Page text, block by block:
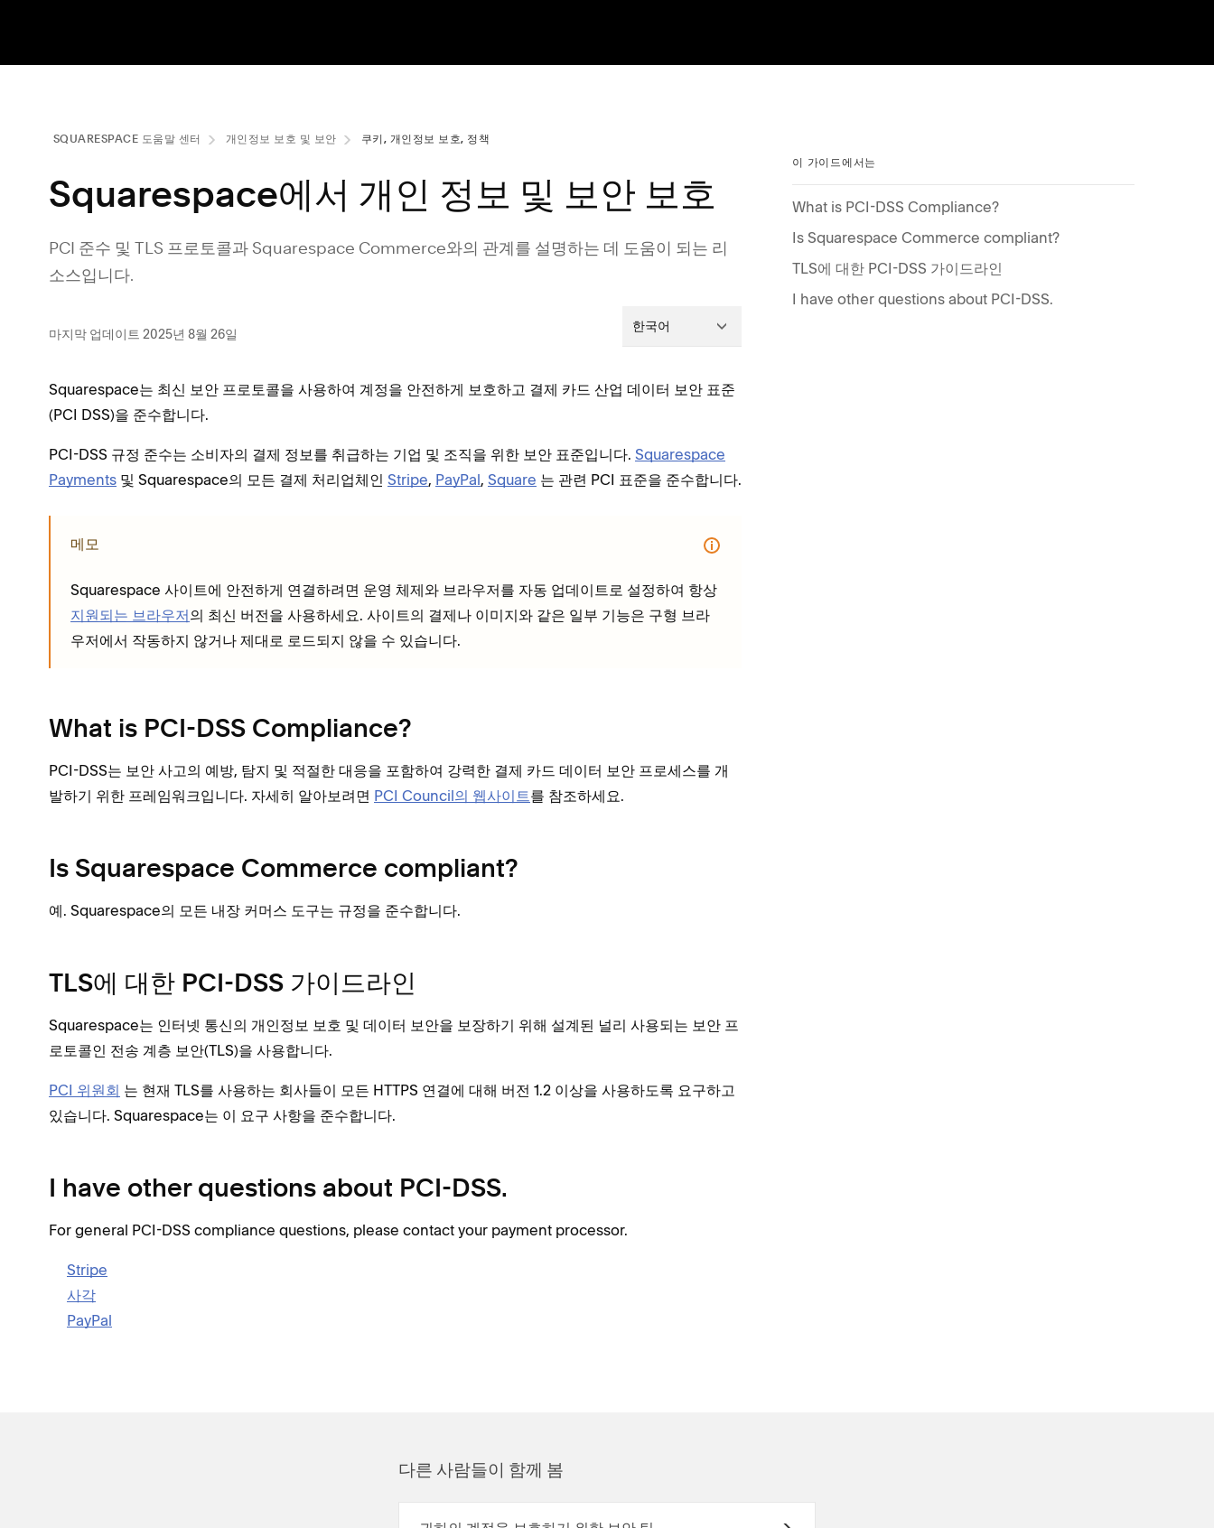
SQUARESPACE 도움말 센터 개인정보 보호 및 보안 쿠키, 개인정보 보호, 정책
Squarespace에서 개인 정보 및 보안 보호
PCI 준수 및 TLS 프로토콜과 Squarespace Commerce와의 관계를 설명하는 데 도움이 되는 리
소스입니다.
마지막 업데이트 2025년 8월 26일 한국어
Squarespace는 최신 보안 프로토콜을 사용하여 계정을 안전하게 보호하고 결제 카드 산업 데이터 보안 표준
(PCI DSS)을 준수합니다.
PCI-DSS 규정 준수는 소비자의 결제 정보를 취급하는 기업 및 조직을 위한 보안 표준입니다. Squarespace
Payments 및 Squarespace의 모든 결제 처리업체인 Stripe, PayPal, Square 는 관련 PCI 표준을 준수합니다.
메모
Squarespace 사이트에 안전하게 연결하려면 운영 체제와 브라우저를 자동 업데이트로 설정하여 항상
지원되는 브라우저의 최신 버전을 사용하세요. 사이트의 결제나 이미지와 같은 일부 기능은 구형 브라
우저에서 작동하지 않거나 제대로 로드되지 않을 수 있습니다.
What is PCI-DSS Compliance?
PCI-DSS는 보안 사고의 예방, 탐지 및 적절한 대응을 포함하여 강력한 결제 카드 데이터 보안 프로세스를 개
발하기 위한 프레임워크입니다. 자세히 알아보려면 PCI Council의 웹사이트 를 참조하세요.
Is Squarespace Commerce compliant?
예. Squarespace의 모든 내장 커머스 도구는 규정을 준수합니다.
TLS에 대한 PCI-DSS 가이드라인
Squarespace는 인터넷 통신의 개인정보 보호 및 데이터 보안을 보장하기 위해 설계된 널리 사용되는 보안 프
로토콜인 전송 계층 보안(TLS)을 사용합니다.
PCI 위원회 는 현재 TLS를 사용하는 회사들이 모든 HTTPS 연결에 대해 버전 1.2 이상을 사용하도록 요구하고
있습니다. Squarespace는 이 요구 사항을 준수합니다.
I have other questions about PCI-DSS.
For general PCI-DSS compliance questions, please contact your payment processor.
Stripe
사각
PayPal
이 가이드에서는
What is PCI-DSS Compliance?
Is Squarespace Commerce compliant?
TLS에 대한 PCI-DSS 가이드라인
I have other questions about PCI-DSS.
다른 사람들이 함께 봄